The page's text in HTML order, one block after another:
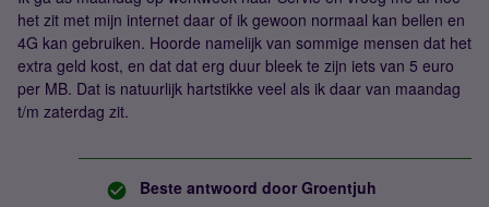
het zit met mijn internet daar of ik gewoon normaal kan bellen en
4G kan gebruiken. Hoorde namelijk van sommige mensen dat het
extra geld kost, en dat dat erg duur bleek te zijn iets van 5 euro
per MB. Dat is natuurlijk hartstikke veel als ik daar van maandag
t/m zaterdag zit.
Beste antwoord door Groentjuh